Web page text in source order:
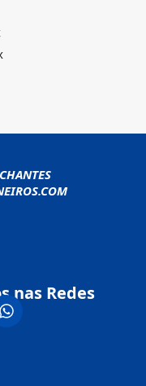
nas Redes